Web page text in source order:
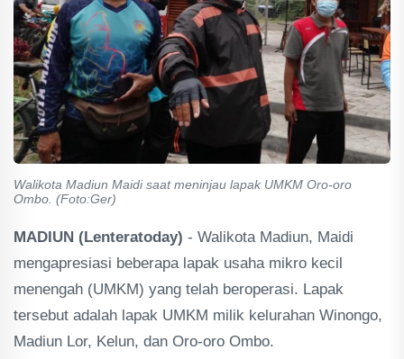
Walikota Madiun Maidi saat meninjau lapak UMKM Oro-oro
Ombo. (Foto:Ger)
MADIUN (Lenteratoday) - Walikota Madiun, Maidi
mengapresiasi beberapa lapak usaha mikro kecil
menengah (UMKM) yang telah beroperasi. Lapak
tersebut adalah lapak UMKM milik kelurahan Winongo,
Madiun Lor, Kelun, dan Oro-oro Ombo.